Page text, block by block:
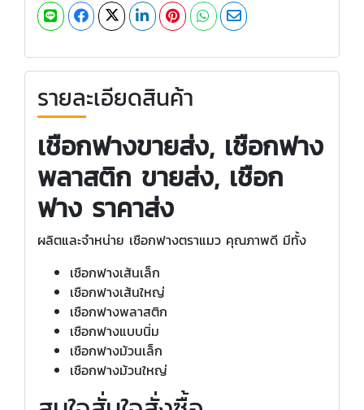
รายละเอียดสินค้า
เชือกฟางขายส่ง, เชือกฟาง
พลาสติก ขายส่ง, เชือก
ฟาง ราคาส่ง
ผลิตและจำหน่าย เชือกฟางตราแมว คุณภาพดี มีทั้ง
เชือกฟางเส้นเล็ก
เชือกฟางเส้นใหญ่
เชือกฟางพลาสติก
เชือกฟางแบบนิ่ม
เชือกฟางม้วนเล็ก
เชือกฟางม้วนใหญ่